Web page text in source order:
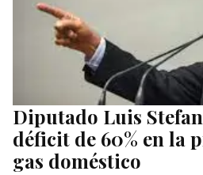
Diputado Luis
déficit de 60% en la
gas doméstico